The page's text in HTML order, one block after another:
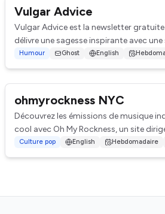
Vulgar Advice
Vulgar Advice est la newsletter
délivre une sagesse inspirante avec une
malédictions dans votre boîte de ...
Humour Ghost English
ohmyrockness NYC
Découvrez les émissions de musique
cool avec Oh My Rockness, un site
McNamara. Fondé en 2004, Oh My...
Culture pop English Hebdomadaire